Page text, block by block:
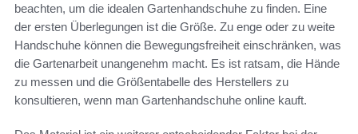
beachten, um die idealen Gartenhandschuhe zu finden. Eine
der ersten Überlegungen ist die Größe. Zu enge oder zu weite
Handschuhe können die Bewegungsfreiheit einschränken, was
die Gartenarbeit unangenehm macht. Es ist ratsam, die Hände
zu messen und die Größentabelle des Herstellers zu
konsultieren, wenn man Gartenhandschuhe online kauft.